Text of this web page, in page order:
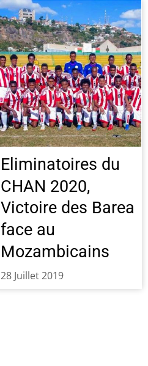
Eliminatoires du
CHAN 2020,
Victoire des Barea
face au
Mozambicains
28 Juillet 2019